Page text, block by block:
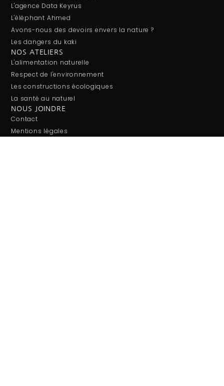
L'agence Data Keyrus
L'éléphant Ahmed
Avons-nous des devoirs envers la nature ?
Les dangers du kaki
NOS ATELIERS
L'alimentation naturelle
Respect de l'environnement
Les constructions écologiques
La santé au naturel
NOUS JOINDRE
Contact
Mentions légales